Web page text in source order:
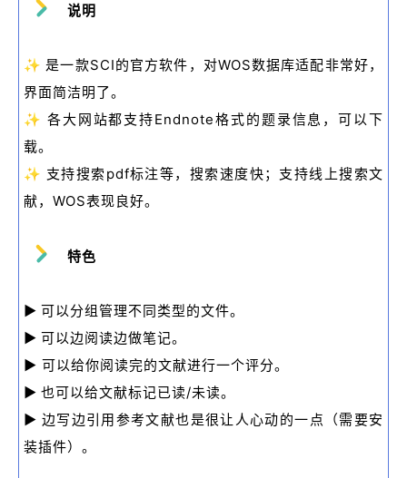
说明
✨是一款SCI的官方软件，对WOS数据库适配非常好，
界面简洁明了。
✨ 各大网站都支持Endnote格式的题录信息，可以下
载。
✨ 支持搜索pdf标注等，搜索速度快；支持线上搜索文
献，WOS表现良好。
特色
▶ 可以分组管理不同类型的文件。
▶ 可以边阅读边做笔记。
▶ 可以给你阅读完的文献进行一个评分。
▶ 也可以给文献标记已读/未读。
▶ 边写边引用参考文献也是很让人心动的一点（需要安
装插件）。